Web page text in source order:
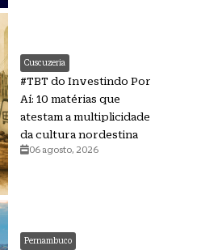
Cuscuzeria
#TBT do Investindo Por
Aí: 10 matérias que
atestam a multiplicidade
da cultura nordestina
06 agosto, 2026
Pernambuco